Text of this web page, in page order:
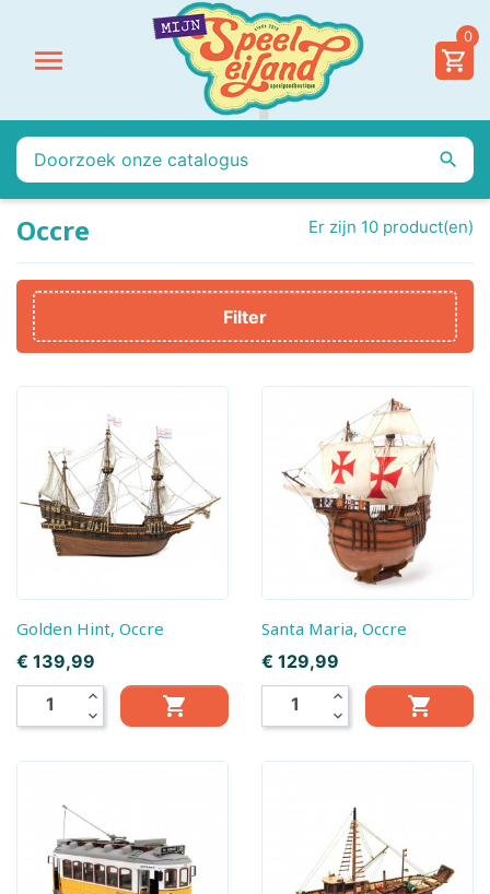

0

Occre Er zijn 10 product(en)
Filter
Golden Hint, Occre
Prijs
€ 139,99
expand_less
expand_more

Santa Maria, Occre
Prijs
€ 129,99
expand_less
expand_more
